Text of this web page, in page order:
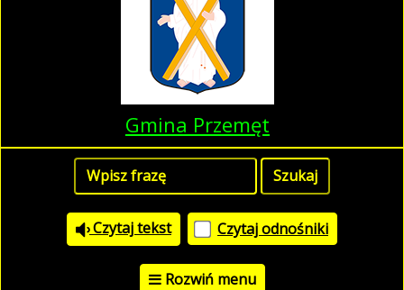
Gmina Przemęt
Czytaj tekst Czytaj odnośniki
Rozwiń menu